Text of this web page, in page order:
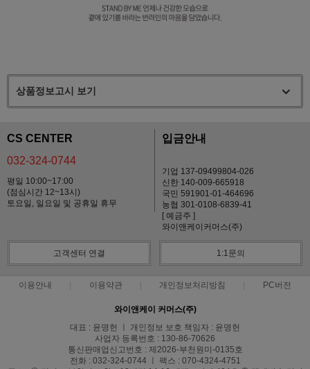
상품정보고시 보기
CS CENTER
032-324-0744
평일 10:00~17:00
(점심시간 12~13시)
토요일, 일요일 및 공휴일 휴무
입금안내
기업 137-09499804-026
신한 140-009-665918
국민 591901-01-464696
농협 301-0108-6839-41
[ 예금주 ]
와이앤케이커머스(주)
고객센터 연결 1:1문의
이용안내 이용약관 개인정보처리방침 PC버전
와이앤케이 커머스(주)
대표 : 윤명헌 ㅣ 개인정보 보호 책임자 : 윤명헌
사업자 등록번호 : 130-86-70626
통신판매업신고번호 : 제2026-부천원미-0135호
전화 : 032-324-0744 ㅣ 팩스 : 070-4324-4751